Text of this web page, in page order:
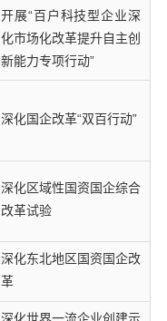
开展“百户科技型企业深
化市场化改革提升自主创
新能力专项行动”
深化国企改革“双百行动”
深化区域性国资国企综合
改革试验
深化东北地区国资国企改
革